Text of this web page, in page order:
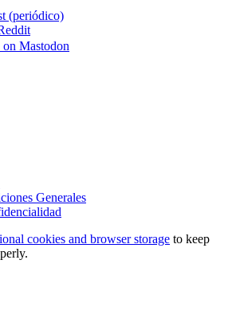
(periódico)
Mastodon
Generales
cookies and browser storage to keep